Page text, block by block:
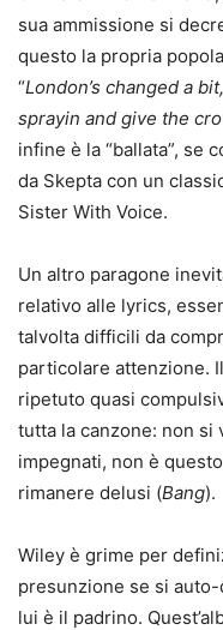
sua ammissione si
questo la propria
“London’s changed a
sprayin and give the
infine è la “ballata”, se
da Skepta con un
Sister With Voice.
Un altro paragone
relativo alle lyrics,
talvolta difficili da
particolare attenzione.
ripetuto quasi
tutta la canzone: non si
impegnati, non è
rimanere delusi (Bang).
Wiley è grime per
presunzione se si
lui è il padrino.